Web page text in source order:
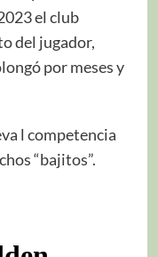
el club
del jugador,
por meses y
l competencia
“bajitos”.